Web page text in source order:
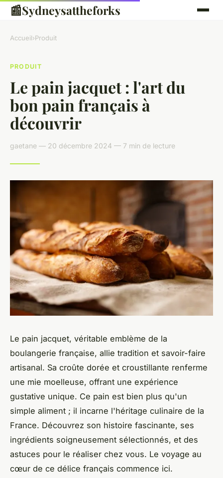
📰Sydneysattheforks
Accueil›Produit
PRODUIT
Le pain jacquet : l'art du
bon pain français à
découvrir
gaetane — 20 décembre 2024 — 7 min de lecture
Le pain jacquet, véritable emblème de la
boulangerie française, allie tradition et savoir-faire
artisanal. Sa croûte dorée et croustillante renferme
une mie moelleuse, offrant une expérience
gustative unique. Ce pain est bien plus qu'un
simple aliment ; il incarne l'héritage culinaire de la
France. Découvrez son histoire fascinante, ses
ingrédients soigneusement sélectionnés, et des
astuces pour le réaliser chez vous. Le voyage au
cœur de ce délice français commence ici.